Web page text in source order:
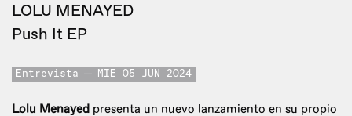
LOLU MENAYED
Push It EP
Entrevista MIE 05 JUN 2024
Lolu Menayed presenta un nuevo lanzamiento en su propio